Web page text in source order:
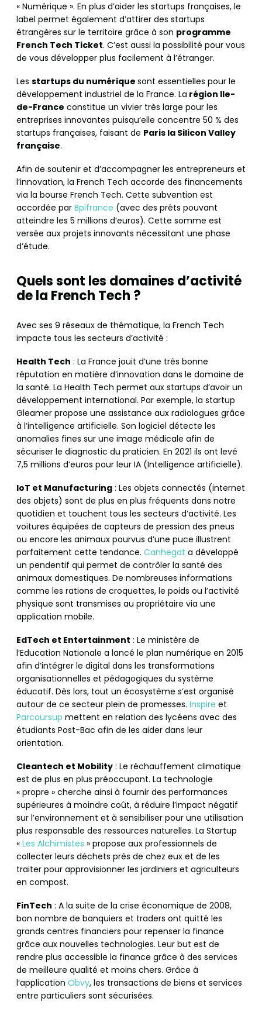
« Numérique ». En plus d’aider les startups françaises, le
label permet également d’attirer des startups
étrangères sur le territoire grâce à son programme
French Tech Ticket. C’est aussi la possibilité pour vous
de vous développer plus facilement à l’étranger.
Les startups du numérique sont essentielles pour le
développement industriel de la France. La région Ile-
de-France constitue un vivier très large pour les
entreprises innovantes puisqu’elle concentre 50 % des
startups françaises, faisant de Paris la Silicon Valley
française.
Afin de soutenir et d’accompagner les entrepreneurs et
l’innovation, la French Tech accorde des financements
via la bourse French Tech. Cette subvention est
accordée par Bpifrance (avec des prêts pouvant
atteindre les 5 millions d’euros). Cette somme est
versée aux projets innovants nécessitant une phase
d’étude.
Quels sont les domaines d’activité
de la French Tech ?
Avec ses 9 réseaux de thématique, la French Tech
impacte tous les secteurs d’activité :
Health Tech : La France jouit d’une très bonne
réputation en matière d’innovation dans le domaine de
la santé. La Health Tech permet aux startups d’avoir un
développement international. Par exemple, la startup
Gleamer propose une assistance aux radiologues grâce
à l’intelligence artificielle. Son logiciel détecte les
anomalies fines sur une image médicale afin de
sécuriser le diagnostic du praticien. En 2021 ils ont levé
7,5 millions d’euros pour leur IA (Intelligence artificielle).
IoT et Manufacturing : Les objets connectés (internet
des objets) sont de plus en plus fréquents dans notre
quotidien et touchent tous les secteurs d’activité. Les
voitures équipées de capteurs de pression des pneus
ou encore les animaux pourvus d’une puce illustrent
parfaitement cette tendance. Canhegat a développé
un pendentif qui permet de contrôler la santé des
animaux domestiques. De nombreuses informations
comme les rations de croquettes, le poids ou l’activité
physique sont transmises au propriétaire via une
application mobile.
EdTech et Entertainment : Le ministère de
l’Education Nationale a lancé le plan numérique en 2015
afin d’intégrer le digital dans les transformations
organisationnelles et pédagogiques du système
éducatif. Dès lors, tout un écosystème s’est organisé
autour de ce secteur plein de promesses. Inspire et
Parcoursup mettent en relation des lycéens avec des
étudiants Post-Bac afin de les aider dans leur
orientation.
Cleantech et Mobility : Le réchauffement climatique
est de plus en plus préoccupant. La technologie
« propre » cherche ainsi à fournir des performances
supérieures à moindre coût, à réduire l’impact négatif
sur l’environnement et à sensibiliser pour une utilisation
plus responsable des ressources naturelles. La Startup
« Les Alchimistes » propose aux professionnels de
collecter leurs déchets près de chez eux et de les
traiter pour approvisionner les jardiniers et agriculteurs
en compost.
FinTech : A la suite de la crise économique de 2008,
bon nombre de banquiers et traders ont quitté les
grands centres financiers pour repenser la finance
grâce aux nouvelles technologies. Leur but est de
rendre plus accessible la finance grâce à des services
de meilleure qualité et moins chers. Grâce à
l’application Obvy, les transactions de biens et services
entre particuliers sont sécurisées.